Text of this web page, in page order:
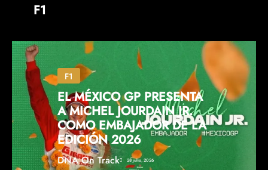
F1
F1
EL MÉXICO GP PRESENTA
A MICHEL JOURDAIN JR.
COMO EMBAJADOR DE LA
EDICIÓN 2026
DNA On Track 28 julio, 2026